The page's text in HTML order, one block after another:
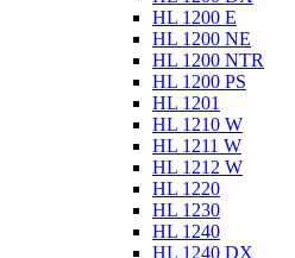
HL 1200 E
HL 1200 NE
HL 1200 NTR
HL 1200 PS
HL 1201
HL 1210 W
HL 1211 W
HL 1212 W
HL 1220
HL 1230
HL 1240
HL 1240 DX